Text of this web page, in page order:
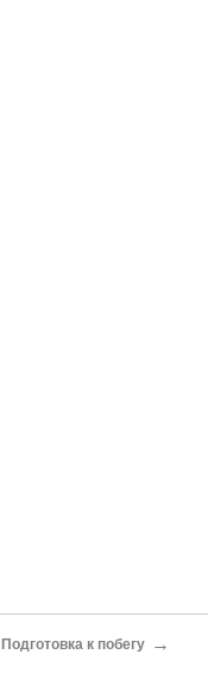
Подготовка к побегу →